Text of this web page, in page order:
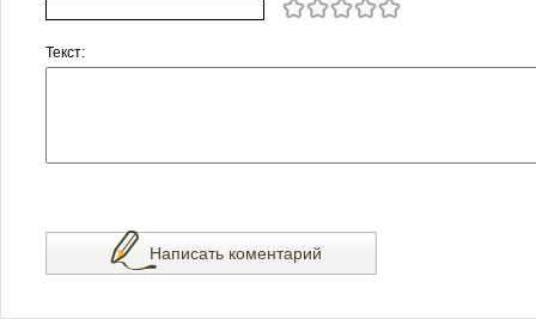
Текст:
Написать коментарий